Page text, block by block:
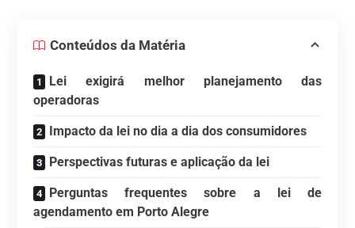
Conteúdos da Matéria
Lei exigirá melhor planejamento das
operadoras
Impacto da lei no dia a dia dos consumidores
Perspectivas futuras e aplicação da lei
Perguntas frequentes sobre a lei de
agendamento em Porto Alegre